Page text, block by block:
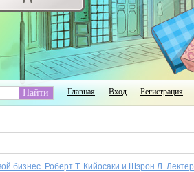
Главная Вход Регистрация
бизнес. Роберт Т. Кийосаки и Шэрон Л. Лектер